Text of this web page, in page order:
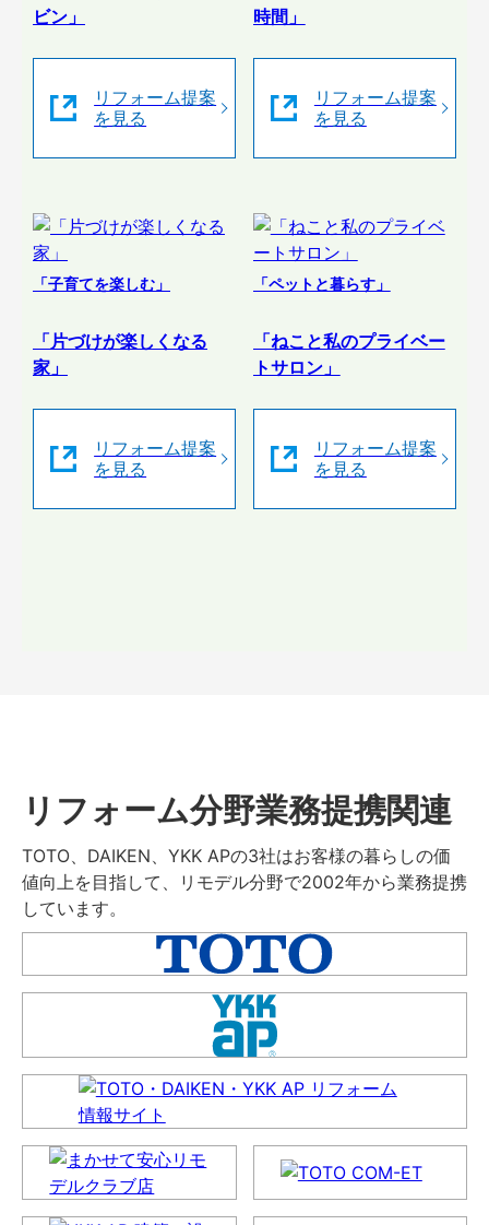
ビン」
リフォーム提案
を見る
時間」
リフォーム提案
を見る
「子育てを楽しむ」
「片づけが楽しくなる
家」
リフォーム提案
を見る
「ペットと暮らす」
「ねこと私のプライベー
トサロン」
リフォーム提案
を見る
リフォーム分野業務提携関連
TOTO、DAIKEN、YKK APの3社はお客様の暮らしの価
値向上を目指して、リモデル分野で2002年から業務提携
しています。